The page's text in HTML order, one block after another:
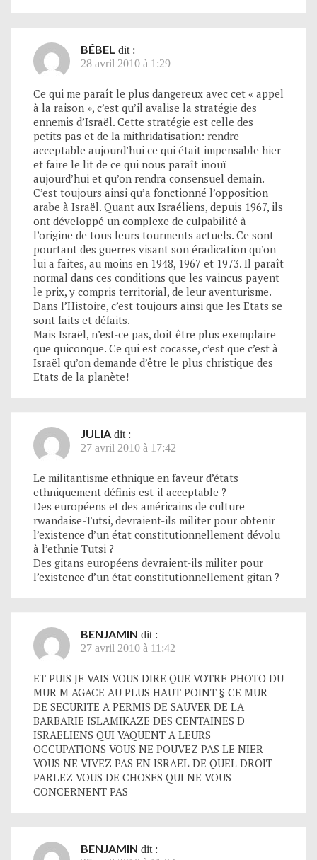
BÉBEL dit :
28 avril 2010 à 1:29
Ce qui me paraît le plus dangereux avec cet « appel
à la raison », c’est qu’il avalise la stratégie des
ennemis d’Israël. Cette stratégie est celle des
petits pas et de la mithridatisation: rendre
acceptable aujourd’hui ce qui était impensable hier
et faire le lit de ce qui nous paraît inouï
aujourd’hui et qu’on rendra consensuel demain.
C’est toujours ainsi qu’a fonctionné l’opposition
arabe à Israël. Quant aux Israéliens, depuis 1967, ils
ont développé un complexe de culpabilité à
l’origine de tous leurs tourments actuels. Ce sont
pourtant des guerres visant son éradication qu’on
lui a faites, au moins en 1948, 1967 et 1973. Il paraît
normal dans ces conditions que les vaincus payent
le prix, y compris territorial, de leur aventurisme.
Dans l’Histoire, c’est toujours ainsi que les Etats se
sont faits et défaits.
Mais Israël, n’est-ce pas, doit être plus exemplaire
que quiconque. Ce qui est cocasse, c’est que c’est à
Israël qu’on demande d’être le plus christique des
Etats de la planète!
JULIA dit :
27 avril 2010 à 17:42
Le militantisme ethnique en faveur d’états
ethniquement définis est-il acceptable ?
Des européens et des américains de culture
rwandaise-Tutsi, devraient-ils militer pour obtenir
l’existence d’un état constitutionnellement dévolu
à l’ethnie Tutsi ?
Des gitans européens devraient-ils militer pour
l’existence d’un état constitutionnellement gitan ?
BENJAMIN dit :
27 avril 2010 à 11:42
ET PUIS JE VAIS VOUS DIRE QUE VOTRE PHOTO DU
MUR M AGACE AU PLUS HAUT POINT § CE MUR
DE SECURITE A PERMIS DE SAUVER DE LA
BARBARIE ISLAMIKAZE DES CENTAINES D
ISRAELIENS QUI VAQUENT A LEURS
OCCUPATIONS VOUS NE POUVEZ PAS LE NIER
VOUS NE VIVEZ PAS EN ISRAEL DE QUEL DROIT
PARLEZ VOUS DE CHOSES QUI NE VOUS
CONCERNENT PAS
BENJAMIN dit :